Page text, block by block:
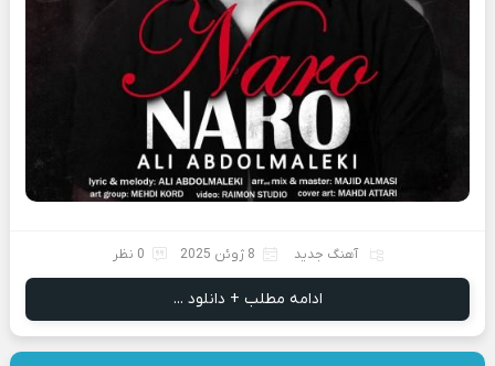
آهنگ جدید 8 ژوئن 2025 0 نظر
ادامه مطلب + دانلود ...